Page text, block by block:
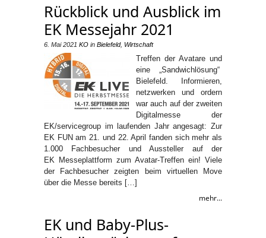
Rückblick und Ausblick im
EK Messejahr 2021
6. Mai 2021 KO in Bielefeld, Wirtschaft
Treffen der Avatare und
eine „Sandwichlösung“
Bielefeld. Informieren,
netzwerken und ordern
war auch auf der zweiten
Digitalmesse der
EK/servicegroup im laufenden Jahr angesagt: Zur
EK FUN am 21. und 22. April fanden sich mehr als
1.000 Fachbesucher und Aussteller auf der
EK Messeplattform zum Avatar-Treffen ein! Viele
der Fachbesucher zeigten beim virtuellen Move
über die Messe bereits […]
mehr...
EK und Baby-Plus-